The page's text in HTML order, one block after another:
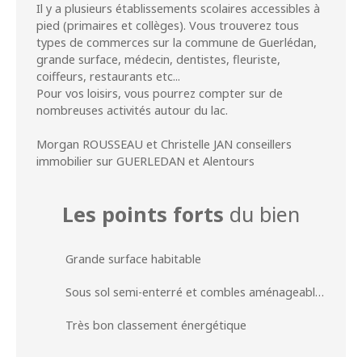
Il y a plusieurs établissements scolaires accessibles à
pied (primaires et collèges). Vous trouverez tous
types de commerces sur la commune de Guerlédan,
grande surface, médecin, dentistes, fleuriste,
coiffeurs, restaurants etc...
Pour vos loisirs, vous pourrez compter sur de
nombreuses activités autour du lac.
Morgan ROUSSEAU et Christelle JAN conseillers
immobilier sur GUERLEDAN et Alentours
Les points forts du bien
Grande surface habitable
Sous sol semi-enterré et combles aménageables
Très bon classement énergétique